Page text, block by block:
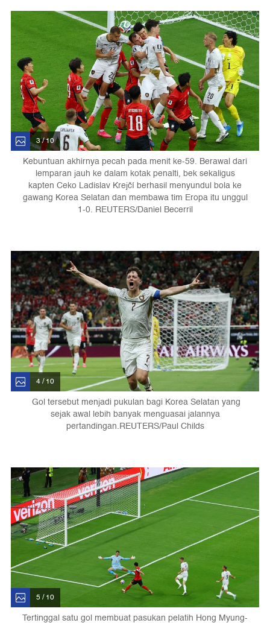
3 / 10
Kebuntuan akhirnya pecah pada menit ke-59. Berawal dari
lemparan jauh ke dalam kotak penalti, bek sekaligus
kapten Ceko Ladislav Krejčí berhasil menyundul bola ke
gawang Korea Selatan dan membawa tim Eropa itu unggul
1-0. REUTERS/Daniel Becerril
4 / 10
Gol tersebut menjadi pukulan bagi Korea Selatan yang
sejak awal lebih banyak menguasai jalannya
pertandingan.REUTERS/Paul Childs
5 / 10
Tertinggal satu gol membuat pasukan pelatih Hong Myung-